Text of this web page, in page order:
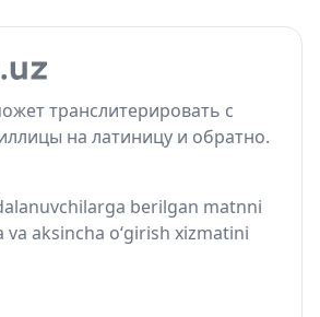
транслитерировать с
на латиницу и обратно.
berilgan matnni
aksincha o‘girish xizmatini